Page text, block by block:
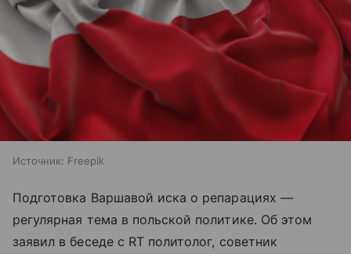
Источник: Freepik
Подготовка Варшавой иска о репарациях —
регулярная тема в польской политике. Об этом
заявил в беседе с RT политолог, советник